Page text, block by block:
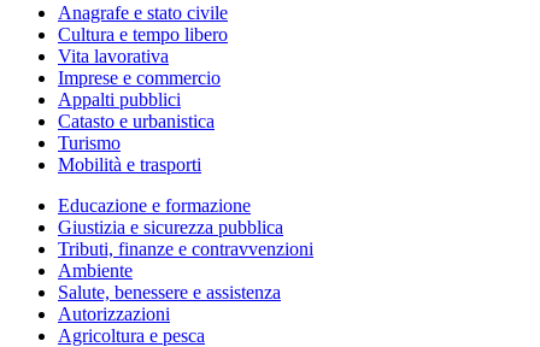
Anagrafe e stato civile
Cultura e tempo libero
Vita lavorativa
Imprese e commercio
Appalti pubblici
Catasto e urbanistica
Turismo
Mobilità e trasporti
Educazione e formazione
Giustizia e sicurezza pubblica
Tributi, finanze e contravvenzioni
Ambiente
Salute, benessere e assistenza
Autorizzazioni
Agricoltura e pesca